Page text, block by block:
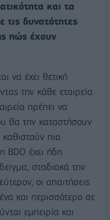
και τα
τις δυνατότητες
πώς έχουν
να έχει θετική
την κάθε εταιρεία
πρέπει να
θα την καταστήσουν
πιο
BDO έχει ήδη
σταδιακά την
οι απαιτήσεις
και περισσότερο σε
εμπειρία και